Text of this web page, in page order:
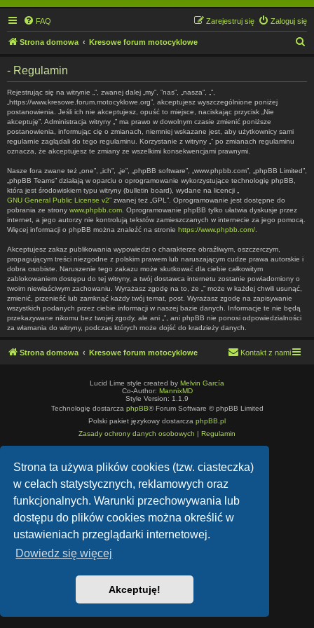
Strona ta używa plików cookies (tzw. ciasteczka)
w celach statystycznych, reklamowych oraz
funkcjonalnych. Warunki przechowywania lub
dostępu do plików cookies można określić w
ustawieniach przeglądarki internetowej.
Dowiedz się więcej
Akceptuję!
FAQ Zaloguj się
Zarejestruj się
Strona domowa Kresowe forum motocyklowe
- Regulamin
Rejestrując się na witrynie „”, zwanej dalej „my”, ”nas”, „nasza”, „”,
„https://www.kresowe.forum.motocyklowe.org”, akceptujesz wyszczególnione poniżej
postanowienia. Jeśli ich nie akceptujesz, opuść to miejsce, naciskając przycisk „Nie
akceptuję”. Administracja witryny „” ma prawo w dowolnym czasie zmienić poniższe
postanowienia, informując cię o zmianach, niemniej wskazane jest, aby użytkownicy sami
regularnie zaglądali do tego regulaminu. Korzystanie z witryny „” po zmianach regulaminu
oznacza, że akceptujesz te zmiany ze wszelkimi konsekwencjami prawnymi.
Nasze fora zwane też „one”, „ich”, „je”, „phpBB software”, „www.phpbb.com”, „phpBB Limited”,
„phpBB Teams” działają w oparciu o oprogramowanie wykorzystujące technologię phpBB,
która jest środowiskiem typu witryny (bulletin board), wydane na licencji „
GNU General Public License v2” zwanej też „GPL”. Oprogramowanie jest dostępne do
pobrania ze strony www.phpbb.com . Oprogramowanie phpBB tylko ułatwia dyskusje przez
internet, a jego autorzy nie kontrolują tekstów zamieszczanych w internecie za jego pomocą.
Więcej informacji o phpBB można znaleźć na stronie https://www.phpbb.com/
Akceptujesz zakaz publikowania wypowiedzi o charakterze obraźliwym, oszczerczym,
propagującym treści niezgodne z polskim prawem lub naruszającym cudze prawa autorskie i
dobra osobiste. Naruszenie tego zakazu może skutkować dla ciebie całkowitym
zablokowaniem dostępu do tej witryny, a twój dostawca internetu zostanie powiadomiony o
twoim niewłaściwym zachowaniu. Wyrażasz zgodę na to, że „” może w każdej chwili usunąć,
zmienić, przenieść lub zamknąć każdy twój temat, post. Wyrażasz zgodę na zapisywanie
wszystkich podanych przez ciebie informacji w naszej bazie danych. Informacje te nie będą
przekazywane nikomu bez twojej zgody, ale ani „”, ani phpBB nie ponosi odpowiedzialności
za włamania do witryny, podczas których może dojść do kradzieży danych.
Strona domowa Kresowe forum motocyklowe Kontakt z nami
Lucid Lime style created by Melvin García
Co-Author: MannixMD
Style Version: 1.1.9
Technologię dostarcza phpBB® Forum Software © phpBB Limited
Polski pakiet językowy dostarcza phpBB.pl
Zasady ochrony danych osobowych | Regulamin